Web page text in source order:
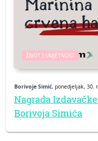
ŽIVOT I UMJETNOST
Borivoje Simić, ponedjeljak, 30.
Nagrada
Borivoja Simića